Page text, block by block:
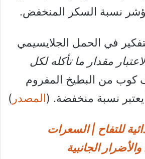
نسبة السكر المنخفض.
في الحمل الجلايسيمي
مقدار ما تأكله لكل
كوب من البطيخ المفروم
نسبة منخفضة. (المصدر )
للتفاح | السعرات
الجانبية